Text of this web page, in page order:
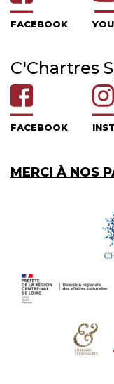
FACEBOOK
C'Chartres
FACEBOOK
MERCI À NOS